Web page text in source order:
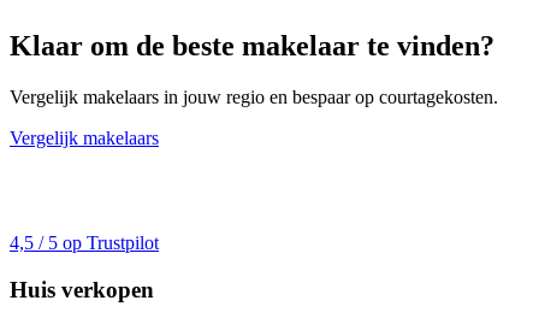
Klaar om de beste makelaar te vinden?
Vergelijk makelaars in jouw regio en bespaar op courtagekosten.
Vergelijk makelaars
4,5 / 5 op Trustpilot
Huis verkopen